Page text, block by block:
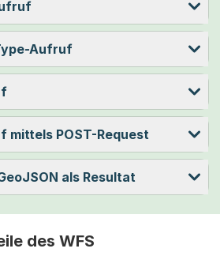
Aufruf
mittels POST-Request
als Resultat
des WFS